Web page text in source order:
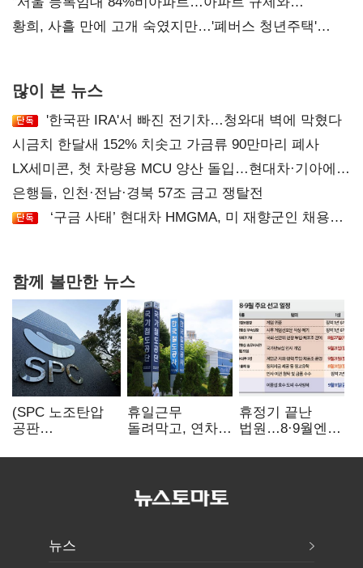
달리해야"
황희, 사흘 만에 고개 숙였지만…'폐버스 청년주택'
많이 본 뉴스
'한국판 IRA'서 빠진 전기차…청와대 벽에 막혔다
시금치 한달새 152% 치솟고 가금류 90만마리 폐사
LX세미콘, 첫 차량용 MCU 양산 돌입…현대차·기아에
공급
은행들, 인천·전남·경북 57조 금고 쟁탈전
‘구금 사태’ 현대차 HMGMA, 미 재향군인 채용
함께 볼만한 뉴스
(SPC 노조탄압
공판
도 책임 안 지는
휴일근무
돌려막고, 연차도
승무현장의
52시간'
휴정기 끝난
법원…8·9월엔
'줄선고' 예정
뉴스